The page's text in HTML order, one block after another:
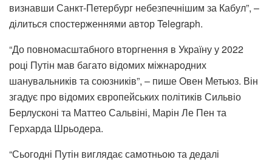
визнавши Санкт-Петербург небезпечнішим за Кабул”, –
ділиться спостерженнями автор Telegraph.
“До повномасштабного вторгнення в Україну у 2022
році Путін мав багато відомих міжнародних
шанувальників та союзників”, – пише Овен Метьюз. Він
згадує про відомих європейських політиків Сильвіо
Берлусконі та Маттео Сальвіні, Марін Ле Пен та
Герхарда Шрьодера.
“Сьогодні Путін виглядає самотньою та дедалі